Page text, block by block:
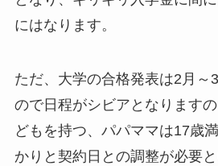
にはなります。
ただ、大学の合格発表は2月～
ので日程がシビアとなります
どもを持つ、パパママは17歳
かりと契約日との調整が必要